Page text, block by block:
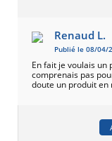
Renaud L.
Publié le 08/04/
En fait je voulais un
comprenais pas
doute un produit en